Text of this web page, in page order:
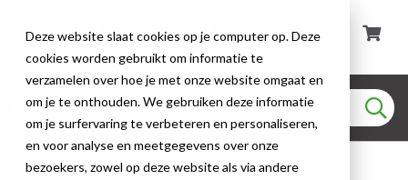
Deze website slaat cookies op je computer op. Deze
cookies worden gebruikt om informatie te
verzamelen over hoe je met onze website omgaat en
om je te onthouden. We gebruiken deze informatie
om je surfervaring te verbeteren en personaliseren,
en voor analyse en meetgegevens over onze
bezoekers, zowel op deze website als via andere
LED verlichting